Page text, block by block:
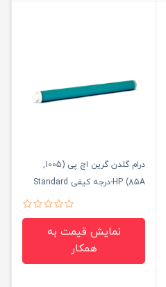
درام گلدن گرین اچ پی (1005,
85A) HP-درجه کیفی Standard
نمایش قیمت به
همکار